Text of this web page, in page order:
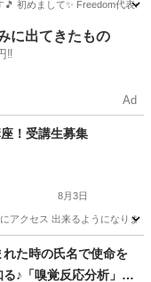
初めまして✨ Freedom代表
ナルカラー
に出てきたもの
‼️
Ad
！受講生募集
8月3日
アクセス 出来るようになり
れた時の氏名で使命を
♪「嗅覚反応分析」＆